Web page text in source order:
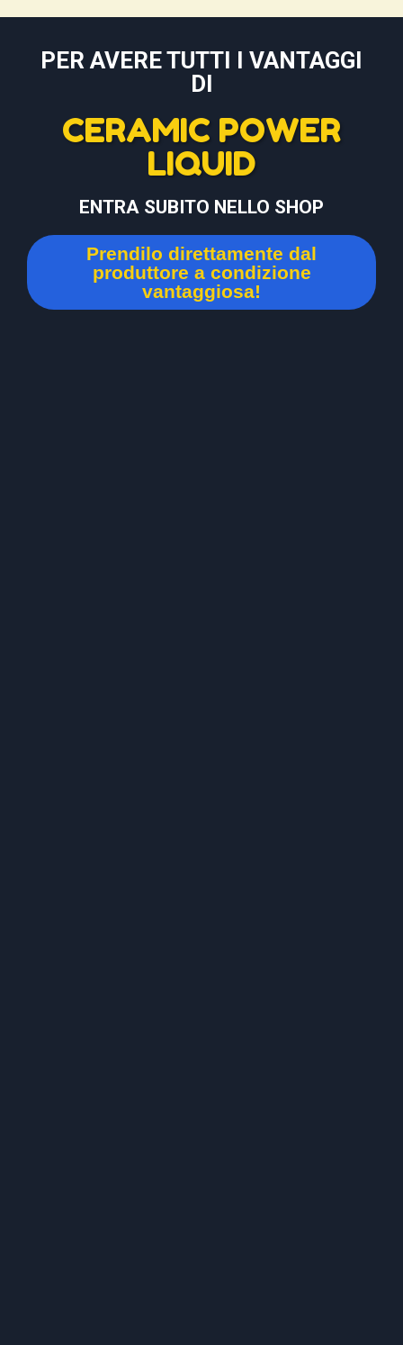
PER AVERE TUTTI I VANTAGGI
DI
CERAMIC POWER
LIQUID
ENTRA SUBITO NELLO SHOP
Prendilo direttamente dal
produttore a condizione
vantaggiosa!